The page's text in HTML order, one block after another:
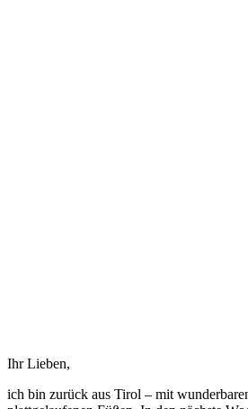
Ihr Lieben,
ich bin zurück aus Tirol – mit